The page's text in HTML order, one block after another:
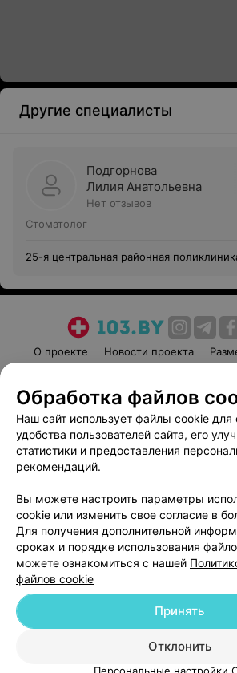
Другие специалисты
Подгорнова
Лилия Анатольевна
Нет отзывов
Стоматолог
25-я центральная районная
О проекте Новости проекта
Пользовательское соглашение
Вакансии
Партнеры
Написать руководителю
Обработка персональных
© 2026 ООО «Артокс Лаб», УНП 191700409
|
Служба поддержки +375
Обработка файлов
Наш сайт использует файлы cookie для
удобства пользователей сайта, его
статистики и предоставления
рекомендаций.
Вы можете настроить параметры
cookie или изменить свое согласие в
Для получения дополнительной
сроках и порядке использования
можете ознакомиться с нашей
файлов cookie
Отклонить
Принять